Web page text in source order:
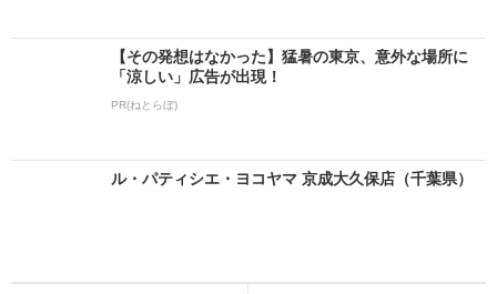
【その発想はなかった】猛暑の東京、意外な場所に
「涼しい」広告が出現！
PR(ねとらぼ)
ル・パティシエ・ヨコヤマ 京成大久保店（千葉県）